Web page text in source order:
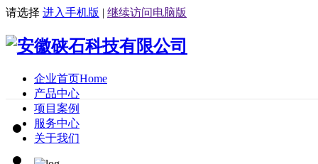
请选择 进入手机版 | 继续访问电脑版
企业首页Home
产品中心
项目案例
服务中心
关于我们